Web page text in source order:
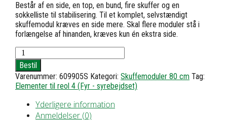
Består af en side, en top, en bund, fire skuffer og en
sokkelliste til stabilisering. Til et komplet, selvstændigt
skuffemodul kræves en side mere. Skal flere moduler stå i
forlængelse af hinanden, kræves kun én ekstra side.
Skuffemodul
med
4
skuffer
-
Bestil
Varenummer: 609905S Kategori: Skuffemoduler 80 cm Tag:
Elementer til reol 4 (Fyr - syrebejdset)
Yderligere information
Anmeldelser (0)